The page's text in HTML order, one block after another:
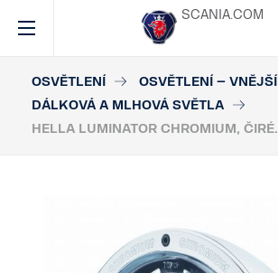
SCANIA.COM
OSVĚTLENÍ
OSVĚTLENÍ – VNĚJŠÍ
DÁLKOVÁ A MLHOVÁ SVĚTLA
HELLA LUMINATOR CHROMIUM, ČIRÉ.